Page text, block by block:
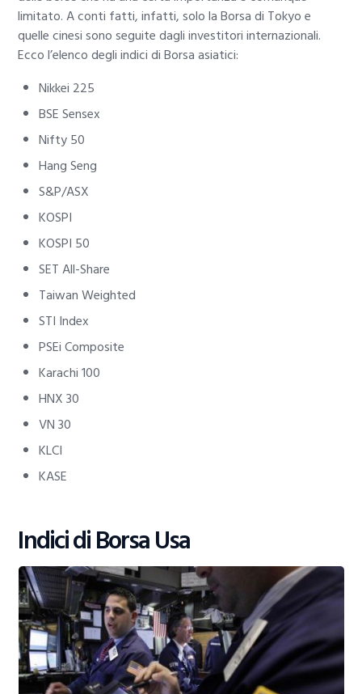
limitato. A conti fatti, infatti, solo la Borsa di Tokyo e
quelle cinesi sono seguite dagli investitori internazionali.
Ecco l’elenco degli indici di Borsa asiatici:
Nikkei 225
BSE Sensex
Nifty 50
Hang Seng
S&P/ASX
KOSPI
KOSPI 50
SET All-Share
Taiwan Weighted
STI Index
PSEi Composite
Karachi 100
HNX 30
VN 30
KLCI
KASE
Indici di Borsa Usa